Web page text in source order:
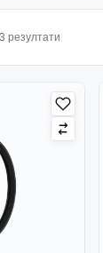
резултати